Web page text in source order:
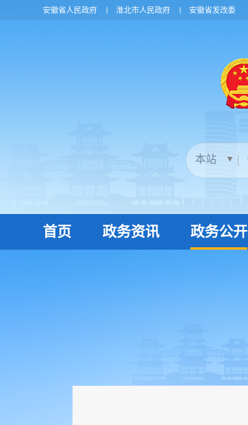
安徽省人民政府 淮北市人民政府 安徽省发改委
首页 政务资讯 政务公开